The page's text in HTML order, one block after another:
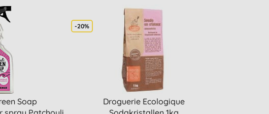
Soap
-20%
Droguerie Ecologique